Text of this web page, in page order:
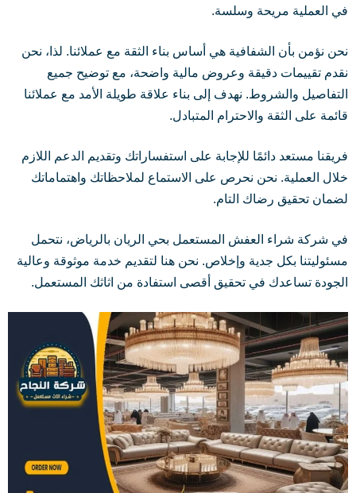
في العملية مريحة وسلسة.
نحن نؤمن بأن الشفافية هي أساس بناء الثقة مع عملائنا. لذا، نحن
نقدم تقييمات دقيقة وعروض مالية واضحة، مع توضيح جميع
التفاصيل والشروط. نهدف إلى بناء علاقة طويلة الأمد مع عملائنا
قائمة على الثقة والاحترام المتبادل.
فريقنا مستعد دائمًا للإجابة على استفساراتك وتقديم الدعم اللازم
خلال العملية. نحن نحرص على الاستماع لملاحظاتك واهتماماتك
لضمان تحقيق رضاك التام.
في شركة شراء العفش المستعمل بحي الريان بالرياض، نتحمل
مسئوليتنا بكل جدية وإخلاص. نحن هنا لتقديم خدمة موثوقة وعالية
الجودة تساعدك في تحقيق أقصى استفادة من اثاثك المستعمل.